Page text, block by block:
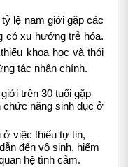
lệ nam giới gặp các
có xu hướng trẻ hóa.
khoa học và thói
tác nhân chính.
trên 30 tuổi gặp
chức năng sinh dục ở
ở việc thiếu tự tin,
đến vô sinh, hiếm
hệ tình cảm.